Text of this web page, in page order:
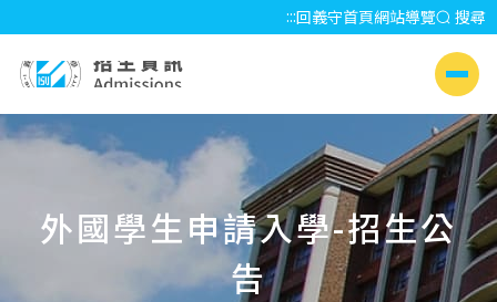
:::回義守首頁網站導覽 搜尋
側選單
外國學生申請入學-招生公
告